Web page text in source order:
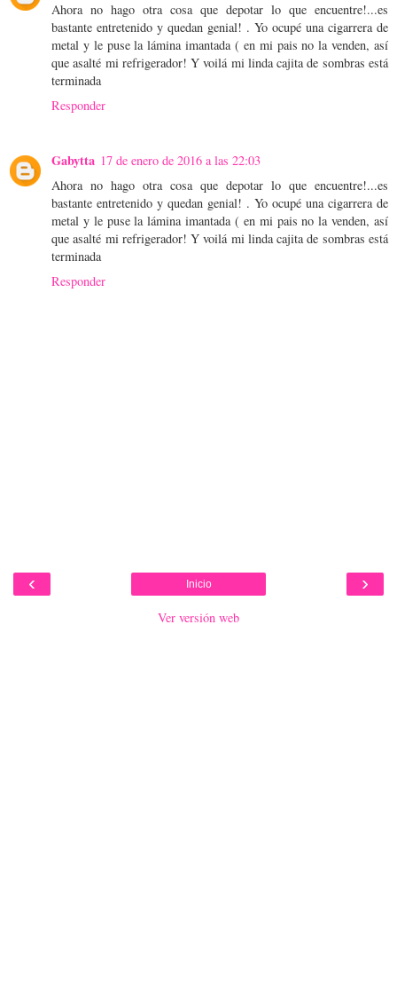
Ahora no hago otra cosa que depotar lo que encuentre!...es
bastante entretenido y quedan genial! . Yo ocupé una cigarrera de
metal y le puse la lámina imantada ( en mi pais no la venden, así
que asalté mi refrigerador! Y voilá mi linda cajita de sombras está
terminada
Responder
Gabytta 17 de enero de 2016 a las 22:03
Ahora no hago otra cosa que depotar lo que encuentre!...es
bastante entretenido y quedan genial! . Yo ocupé una cigarrera de
metal y le puse la lámina imantada ( en mi pais no la venden, así
que asalté mi refrigerador! Y voilá mi linda cajita de sombras está
terminada
Responder
‹ ›
Inicio
Ver versión web